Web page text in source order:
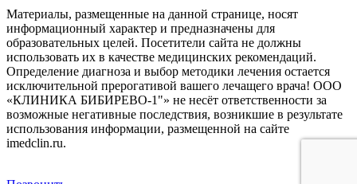
Материалы, размещенные на данной странице, носят
информационный характер и предназначены для
образовательных целей. Посетители сайта не должны
использовать их в качестве медицинских рекомендаций.
Определение диагноза и выбор методики лечения остается
исключительной прерогативой вашего лечащего врача! ООО
«КЛИНИКА БИБИРЕВО-1"» не несёт ответственности за
возможные негативные последствия, возникшие в результате
использования информации, размещенной на сайте
imedclin.ru.